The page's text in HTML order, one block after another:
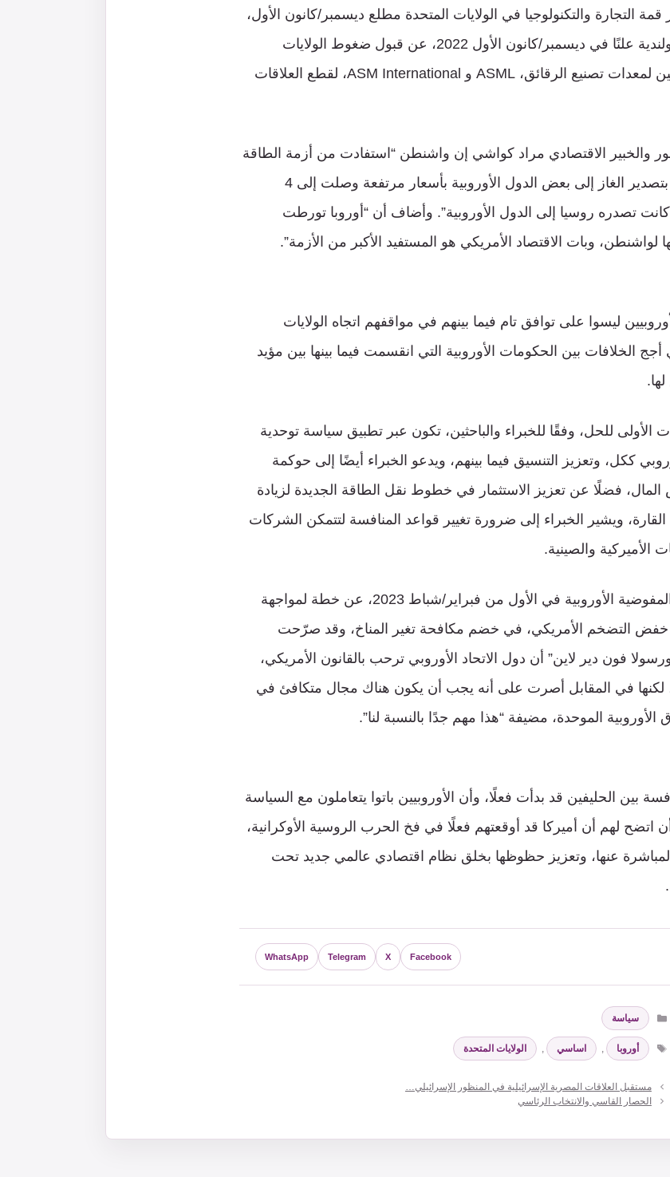
التجارة والتكنولوجيا في الولايات المتحدة مطلع ديسمبر/كانون الأول،
فضلًا عن امتناع الحكومة الهولندية علنًا في ديسمبر/كانون الأول 2022، عن قبول ضغوط الولايات
المتحدة على منتجيها الرئيسيين لمعدات تصنيع الرقائق، ASML و ASM International، لقطع العلاقات
والخبير الاقتصادي مراد كواشي إن واشنطن “استفادت من أزمة الطاقة
(عقب حرب أوكرانيا) وبدأت بتصدير الغاز إلى بعض الدول الأوروبية بأسعار مرتفعة وصلت إلى 4
تصدره روسيا إلى الدول الأوروبية”. وأضاف أن “أوروبا تورطت
لواشنطن، وبات الاقتصاد الأمريكي هو المستفيد الأكبر من الأزمة”.
ليسوا على توافق تام فيما بينهم في مواقفهم اتجاه الولايات
أجج الخلافات بين الحكومات الأوروبية التي انقسمت فيما بينها بين مؤيد
الأولى للحل، وفقًا للخبراء والباحثين، تكون عبر تطبيق سياسة توحدية
ككل، وتعزيز التنسيق فيما بينهم، ويدعو الخبراء أيضًا إلى حوكمة
فضلًا عن تعزيز الاستثمار في خطوط نقل الطاقة الجديدة لزيادة
ويشير الخبراء إلى ضرورة تغيير قواعد المنافسة لتتمكن الشركات
الأميركية والصينية.
وفي السياق نفسه، كشفت المفوضية الأوروبية في الأول من فبراير/شباط 2023، عن خطة لمواجهة
خفض التضخم الأمريكي، في خضم مكافحة تغير المناخ، وقد صرّحت
فون دير لاين” أن دول الاتحاد الأوروبي ترحب بالقانون الأمريكي،
لكنها في المقابل أصرت على أنه يجب أن يكون هناك مجال متكافئ في
الأوروبية الموحدة، مضيفة “هذا مهم جدًا بالنسبة لنا”.
بين الحليفين قد بدأت فعلًا، وأن الأوروبيين باتوا يتعاملون مع السياسة
اتضح لهم أن أميركا قد أوقعتهم فعلًا في فخ الحرب الروسية الأوكرانية،
المباشرة عنها، وتعزيز حظوظها بخلق نظام اقتصادي عالمي جديد تحت
Facebook
X
Telegram
WhatsApp
التصنيفات
سياسة
الوسوم
أوروبا , اساسي , الولايات المتحدة
مستقبل العلاقات المصرية الإسرائيلية في المنظور الإسرائيلي…
الحصار القاسي والانتخاب الرئاسي